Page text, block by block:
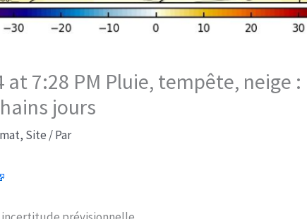
at 7:28 PM Pluie, tempête, neige
jours
, Site / Par